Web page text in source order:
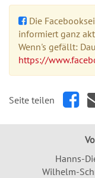
Die
informiert ganz
Wenn's gefällt:
https://
Seite teilen
Hanns-
Wilhelm-